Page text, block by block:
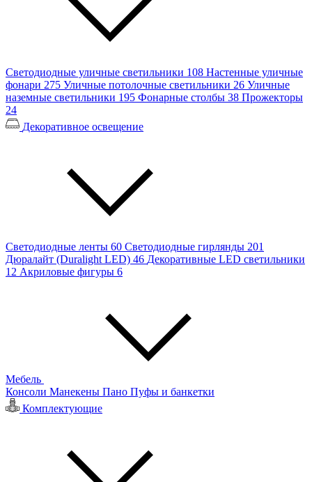
Светодиодные уличные светильники 108 Настенные уличные
фонари 275 Уличные потолочные светильники 26 Уличные
наземные светильники 195 Фонарные столбы 38 Прожекторы
24
Декоративное освещение
Светодиодные ленты 60 Светодиодные гирлянды 201
Дюралайт (Duralight LED) 46 Декоративные LED светильники
12 Акриловые фигуры 6
Мебель
Консоли Манекены Пано Пуфы и банкетки
Комплектующие